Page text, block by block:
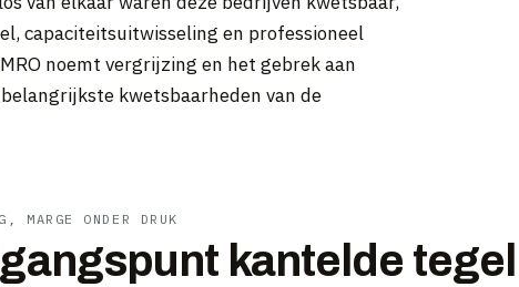
capaciteitsuitwisseling en professioneel
noemt vergrijzing en het gebrek aan
kwetsbaarheden van de
MARGE ONDER DRUK
kantelde